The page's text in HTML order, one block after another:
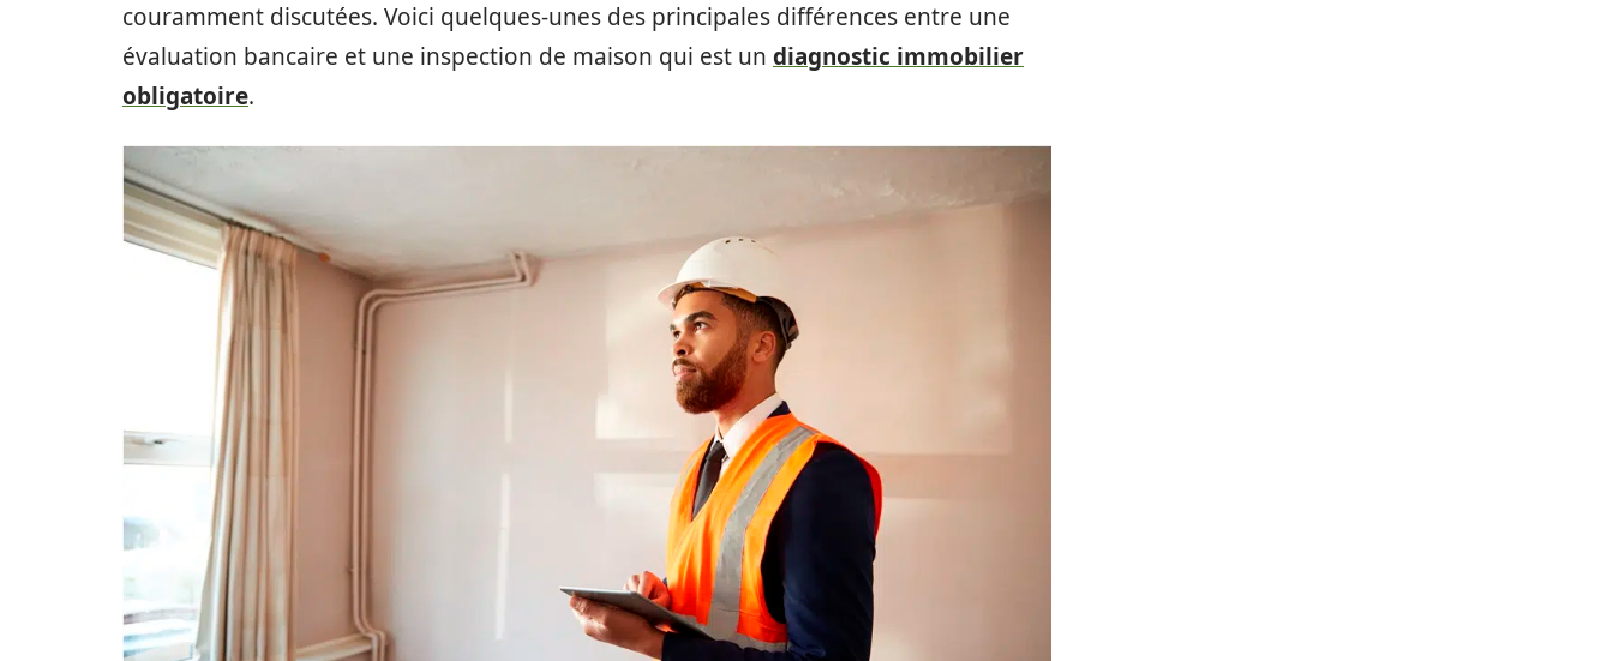
couramment discutées. Voici quelques-unes des principales différences entre une
évaluation bancaire et une inspection de maison qui est un diagnostic immobilier
obligatoire.